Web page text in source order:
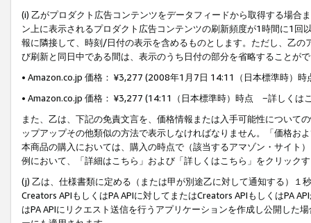
(i) 乙がプロダクト広告コンテンツをデータフィードから取得する場合
ン上に表示されるプロダクト広告コンテンツの刷新頻度が1時間に1
報に隣接して、時刻/日付の表示を含めるものとします。ただし、乙
び刷新と同日中である間は、表示のうち日付の部分を省略することが
• Amazon.co.jp 価格： ¥3,277 (2008年1月7日 14:11（日本標準時）
• Amazon.co.jp 価格： ¥3,277 (14:11（日本標準時）時点 −詳しくは
また、乙は、下記の免責文言を、価格情報または入手可能性について
ップアップその他類似の方法で表示しなければなりません。「価格
本商品の購入においては、購入の時点で（該当するアマゾン・サイト
例において、「詳細はこちら」および「詳しくはこちら」をクリック
(j) 乙は、仕様書類に定める（または甲が別途乙に対して通知する）
Creators APIもしくはPA APIに対してまたはCreators APIもしくはPA
はPA APIにリクエスト送信を行うアプリケーションを作成し公開した